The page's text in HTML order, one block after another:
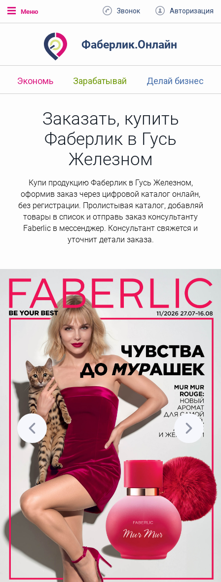
Меню Звонок Авторизация
Фаберлик.Онлайн
Экономь Зарабатывай Делай бизнес
Заказать, купить
Фаберлик в Гусь
Железном
Купи продукцию Фаберлик в Гусь Железном,
оформив заказ через цифровой каталог онлайн,
без регистрации. Пролистывая каталог, добавляй
товары в список и отправь заказ консультанту
Faberlic в мессенджер. Консультант свяжется и
уточнит детали заказа.